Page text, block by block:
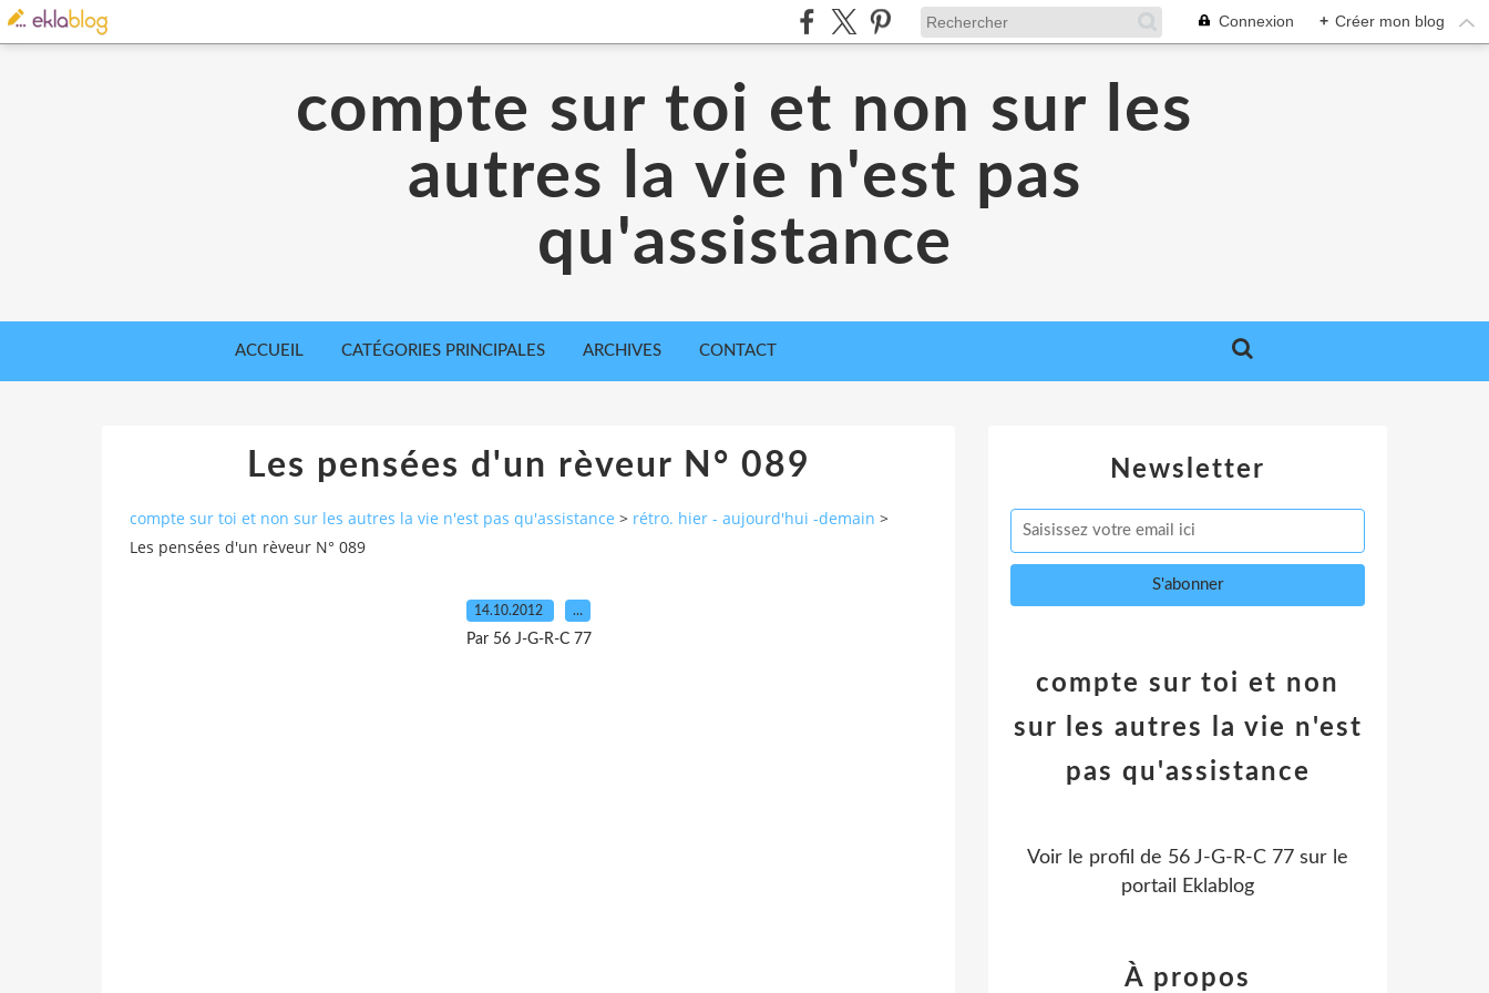
Connexion + Créer mon blog
compte sur toi et non sur les
autres la vie n'est pas
qu'assistance
ACCUEIL CATÉGORIES PRINCIPALES ARCHIVES CONTACT
Les pensées d'un rèveur N° 089
compte sur toi et non sur les autres la vie n'est pas qu'assistance > rétro. hier - aujourd'hui -demain >
Les pensées d'un rèveur N° 089
14.10.2012 …
Par 56 J-G-R-C 77
Newsletter
compte sur toi et non
sur les autres la vie n'est
pas qu'assistance
Voir le profil de 56 J-G-R-C 77 sur le
portail Eklablog
À propos